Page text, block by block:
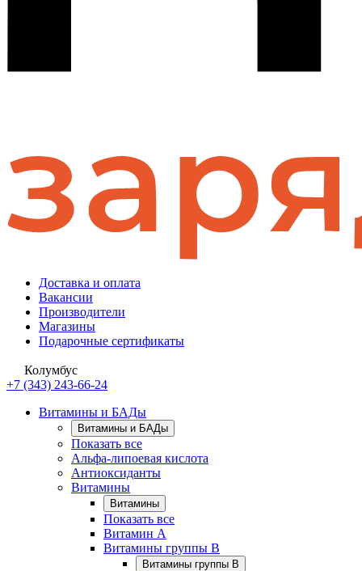
Доставка и оплата
Вакансии
Производители
Магазины
Подарочные сертификаты
Колумбус
+7 (343) 243-66-24
Витамины и БАДы
Витамины и БАДы
Показать все
Альфа-липоевая кислота
Антиоксиданты
Витамины
Витамины
Показать все
Витамин A
Витамины группы B
Витамины группы B